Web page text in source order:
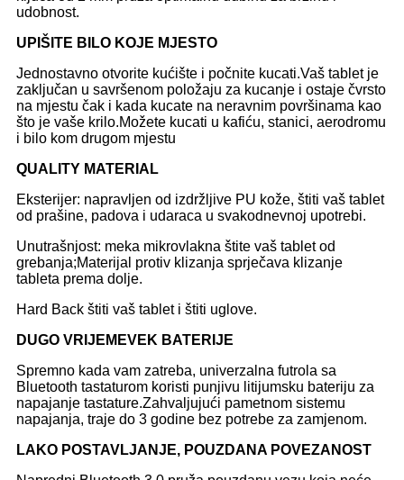
udobnost.
UPIŠITE BILO KOJE MJESTO
Jednostavno otvorite kućište i počnite kucati.Vaš tablet je
zaključan u savršenom položaju za kucanje i ostaje čvrsto
na mjestu čak i kada kucate na neravnim površinama kao
što je vaše krilo.Možete kucati u kafiću, stanici, aerodromu
i bilo kom drugom mjestu
QUALITY MATERIAL
Eksterijer: napravljen od izdržljive PU kože, štiti vaš tablet
od prašine, padova i udaraca u svakodnevnoj upotrebi.
Unutrašnjost: meka mikrovlakna štite vaš tablet od
grebanja;Materijal protiv klizanja sprječava klizanje
tableta prema dolje.
Hard Back štiti vaš tablet i štiti uglove.
DUGO VRIJEMEVEK BATERIJE
Spremno kada vam zatreba, univerzalna futrola sa
Bluetooth tastaturom koristi punjivu litijumsku bateriju za
napajanje tastature.Zahvaljujući pametnom sistemu
napajanja, traje do 3 godine bez potrebe za zamjenom.
LAKO POSTAVLJANJE, POUZDANA POVEZANOST